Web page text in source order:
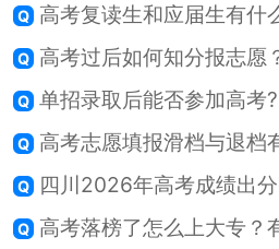
高考复读生和应届生有什
高考过后如何知分报志愿
单招录取后能否参加高考?
高考志愿填报滑档与退档
四川2026年高考成绩出
高考落榜了怎么上大专？